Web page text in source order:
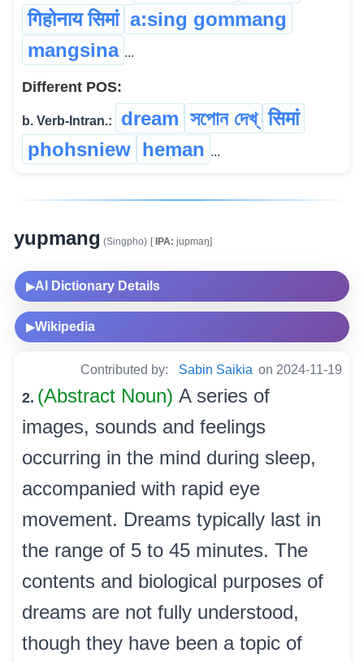
गिहोनाय सिमां a:sing gommang
mangsina ...
Different POS:
b. Verb-Intran.: dream সপোন দেখ্ सिमां
phohsniew heman ...
yupmang (Singpho) [IPA: jupmaŋ]
▶AI Dictionary Details
▶Wikipedia
Contributed by: Sabin Saikia on 2024-11-19
2. (Abstract Noun) A series of
images, sounds and feelings
occurring in the mind during sleep,
accompanied with rapid eye
movement. Dreams typically last in
the range of 5 to 45 minutes. The
contents and biological purposes of
dreams are not fully understood,
though they have been a topic of